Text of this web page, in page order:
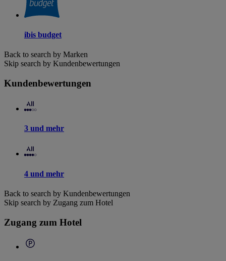
ibis budget
Back to search by Marken
Skip search by Kundenbewertungen
Kundenbewertungen
3 und mehr
4 und mehr
Back to search by Kundenbewertungen
Skip search by Zugang zum Hotel
Zugang zum Hotel